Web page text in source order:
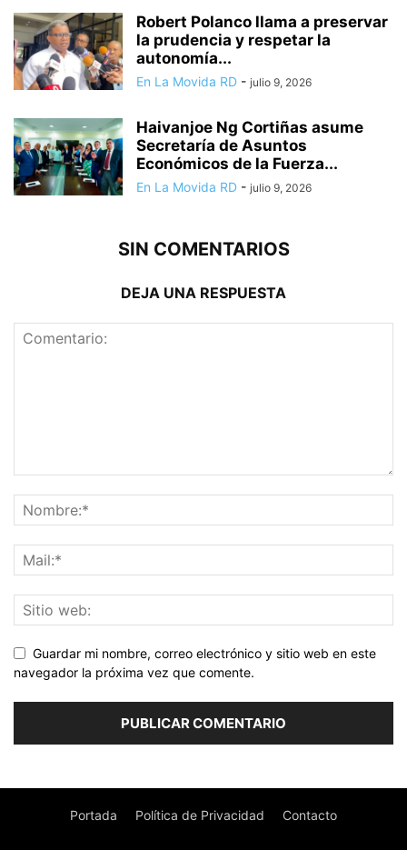
Robert Polanco llama a preservar
la prudencia y respetar la
autonomía...
En La Movida RD - julio 9, 2026
Haivanjoe Ng Cortiñas asume
Secretaría de Asuntos
Económicos de la Fuerza...
En La Movida RD - julio 9, 2026
SIN COMENTARIOS
DEJA UNA RESPUESTA
Guardar mi nombre, correo electrónico y sitio web en este
navegador la próxima vez que comente.
Portada Política de Privacidad Contacto